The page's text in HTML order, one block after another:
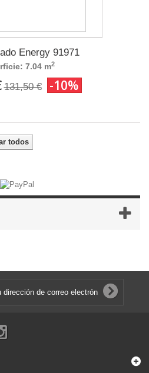
Energy 91971
7.04 m2
131,50 € -10%
todos